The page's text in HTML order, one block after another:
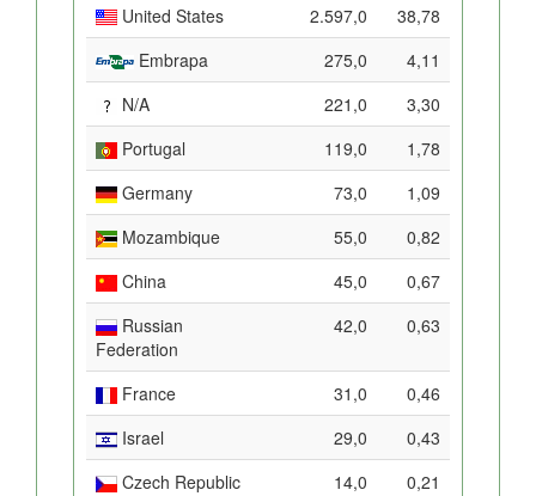
United States
2.597,0
38,78
Embrapa
275,0
4,11
N/A
221,0
3,30
Portugal
119,0
1,78
Germany
73,0
1,09
Mozambique
55,0
0,82
China
45,0
0,67
Russian
Federation
42,0 0,63
France 31,0
0,46
Israel
29,0
0,43
Czech Republic
14,0
0,21